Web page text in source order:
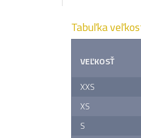
Tabuľka
VEĽKOSŤ
XXS
XS
S